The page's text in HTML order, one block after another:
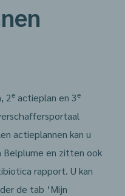
2e actieplan en 3e
actieplannen kan u
Belplume en zitten ook
rapport. U kan
de tab ‘Mijn